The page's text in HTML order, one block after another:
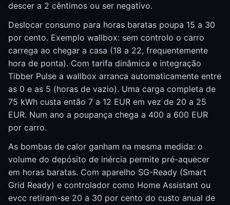
descer a 2 cêntimos ou ser negativo.
Deslocar consumo para horas baratas poupa 15 a 30
por cento. Exemplo wallbox: sem controlo o carro
carrega ao chegar a casa (18 a 22, frequentemente
hora de ponta). Com tarifa dinâmica e integração
Tibber Pulse a wallbox arranca automaticamente entre
as 0 e as 5 (horas de vazio). Uma carga completa de
75 kWh custa então 7 a 12 EUR em vez de 20 a 25
EUR. Num ano a poupança chega a 400 a 600 EUR
por carro.
As bombas de calor ganham na mesma medida: o
volume do depósito de inércia permite pré-aquecer
em horas baratas. Com aparelho SG-Ready (Smart
Grid Ready) e controlador como Home Assistant ou
evcc retiram-se 20 a 30 por cento do custo anual de